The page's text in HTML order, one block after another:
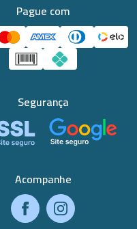
Pague com
Segurança
Acompanhe